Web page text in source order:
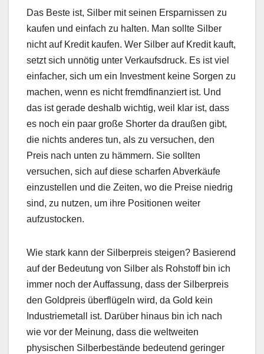
Das Beste ist, Silber mit seinen Ersparnissen zu
kaufen und einfach zu halten. Man sollte Silber
nicht auf Kredit kaufen. Wer Silber auf Kredit kauft,
setzt sich unnötig unter Verkaufsdruck. Es ist viel
einfacher, sich um ein Investment keine Sorgen zu
machen, wenn es nicht fremdfinanziert ist. Und
das ist gerade deshalb wichtig, weil klar ist, dass
es noch ein paar große Shorter da draußen gibt,
die nichts anderes tun, als zu versuchen, den
Preis nach unten zu hämmern. Sie sollten
versuchen, sich auf diese scharfen Abverkäufe
einzustellen und die Zeiten, wo die Preise niedrig
sind, zu nutzen, um ihre Positionen weiter
aufzustocken.
Wie stark kann der Silberpreis steigen? Basierend
auf der Bedeutung von Silber als Rohstoff bin ich
immer noch der Auffassung, dass der Silberpreis
den Goldpreis überflügeln wird, da Gold kein
Industriemetall ist. Darüber hinaus bin ich nach
wie vor der Meinung, dass die weltweiten
physischen Silberbestände bedeutend geringer